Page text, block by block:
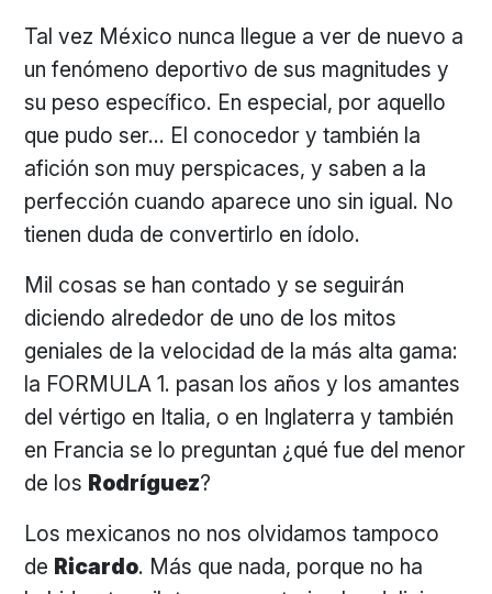
Tal vez México nunca llegue a ver de nuevo a
un fenómeno deportivo de sus magnitudes y
su peso específico. En especial, por aquello
que pudo ser… El conocedor y también la
afición son muy perspicaces, y saben a la
perfección cuando aparece uno sin igual. No
tienen duda de convertirlo en ídolo.
Mil cosas se han contado y se seguirán
diciendo alrededor de uno de los mitos
geniales de la velocidad de la más alta gama:
la FORMULA 1. pasan los años y los amantes
del vértigo en Italia, o en Inglaterra y también
en Francia se lo preguntan ¿qué fue del menor
de los Rodríguez?
Los mexicanos no nos olvidamos tampoco
de Ricardo. Más que nada, porque no ha